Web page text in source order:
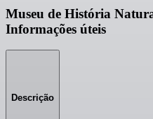
Museu de História
Informações úteis
Descrição